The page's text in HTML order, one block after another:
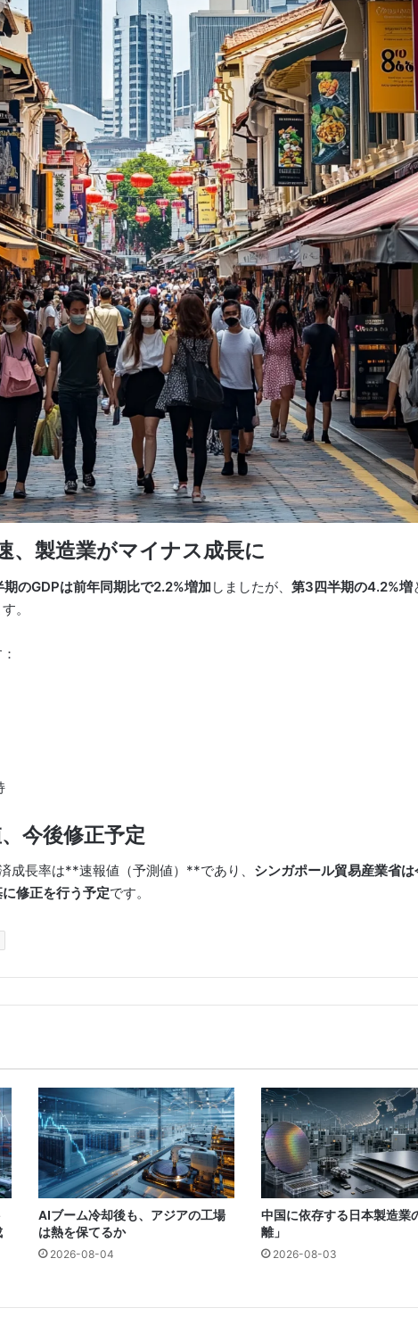
、製造業がマイナス成長に
のGDPは前年同期比で2.2%増加 しましたが、 第3四半期の4.2%増
。
今後修正予定
成長率は**速報値（予測値）**であり、 シンガポール貿易産業省は
修正を行う予定です。
AIブーム冷却後も、アジアの工場
は熱を保てるか
2026-08-04
中国に依存する日本製造業
離」
2026-08-03